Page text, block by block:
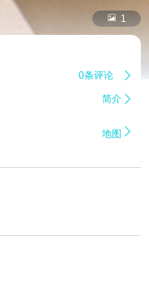
 1
0条评论 
简介 
地图 